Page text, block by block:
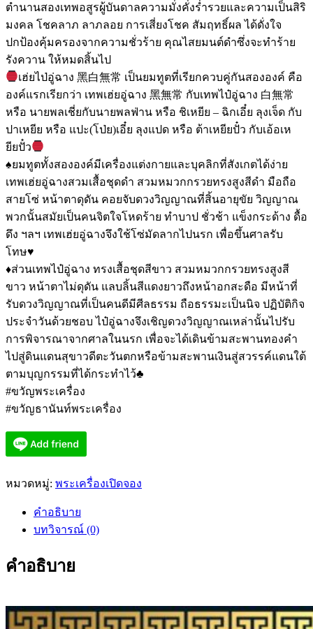
ตำนานสองเทพอสูรผู้บันดาลความมั่งคั่งร่ำรวยและความเป็นสิริ
มงคล โชคลาภ ลาภลอย การเสี่ยงโชค สัมฤทธิ์ผล ได้ดั่งใจ
ปกป้องคุ้มครองจากความชั่วร้าย คุณไสยมนต์ดำซึ่งจะทำร้าย
รังควาน ให้หมดสิ้นไป
เฮ่ยไป่อู่ฉาง 黑白無常 เป็นยมทูตที่เรียกควบคู่กันสององค์ คือ
องค์แรกเรียกว่า เทพเฮ่ยอู่ฉาง 黑無常 กับเทพไป๋อู่ฉาง 白無常
หรือ นายพลเชี่ยกับนายพลฟ่าน หรือ ชิเหยีย – ฉิกเอี๋ย ลุงเจ็ด กับ
ปาเหยีย หรือ แปะ(โป่ย)เอี๋ย ลุงแปด หรือ ต้าเหยียปั๋ว กับเอ้อเห
ยียปั๋ว
♠️ยมทูตทั้งสององค์มีเครื่องแต่งกายและบุคลิกที่สังเกตได้ง่าย
เทพเฮ่ยอู่ฉางสวมเสื้อชุดดำ สวมหมวกกรวยทรงสูงสีดำ มือถือ
สายโซ่ หน้าตาดุดัน คอยจับดวงวิญญาณที่สิ้นอายุขัย วิญญาณ
พวกนั้นสมัยเป็นคนจิตใจโหดร้าย ทำบาป ชั่วช้า แข็งกระด้าง ดื้อ
ดึง ฯลฯ เทพเฮ่ยอู่ฉางจึงใช้โซ่มัดลากไปนรก เพื่อขึ้นศาลรับ
โทษ♥️
♦️ส่วนเทพไป๋อู่ฉาง ทรงเสื้อชุดสีขาว สวมหมวกกรวยทรงสูงสี
ขาว หน้าตาไม่ดุดัน แลบลิ้นสีแดงยาวถึงหน้าอกสะดือ มีหน้าที่
รับดวงวิญญาณที่เป็นคนดีมีศีลธรรม ถือธรรมะเป็นนิจ ปฏิบัติกิจ
ประจำวันด้วยชอบ ไป๋อู่ฉางจึงเชิญดวงวิญญาณเหล่านั้นไปรับ
การพิจารณาจากศาลในนรก เพื่อจะได้เดินข้ามสะพานทองคำ
ไปสู่ดินแดนสุขาวดีตะวันตกหรือข้ามสะพานเงินสู่สวรรค์แดนใต้
ตามบุญกรรมที่ได้กระทำไว้♣️
#ขวัญพระเครื่อง
#ขวัญธานันท์พระเครื่อง
หมวดหมู่: พระเครื่องเปิดจอง
คำอธิบาย
บทวิจารณ์ (0)
คำอธิบาย